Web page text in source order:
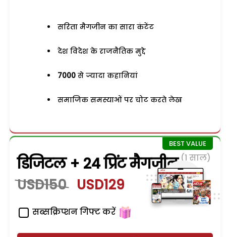
सरिता मैगजीन का सारा कंटेंट
देश विदेश के राजनैतिक मुद्दे
7000 से ज्यादा कहानियां
समाजिक समस्याओं पर चोट करते लेख
डिजिटल + 24 प्रिंट मैगजीन (1 साल)
USD150 USD129
सब्सक्रिप्शन गिफ्ट करें